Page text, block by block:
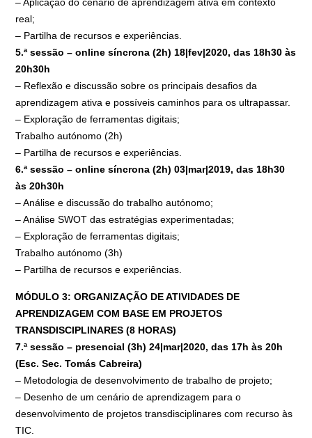
real;
– Partilha de recursos e experiências.
5.ª sessão – online síncrona (2h) 18|fev|2020, das 18h30 às
20h30h
– Reflexão e discussão sobre os principais desafios da
aprendizagem ativa e possíveis caminhos para os ultrapassar.
– Exploração de ferramentas digitais;
Trabalho autónomo (2h)
– Partilha de recursos e experiências.
6.ª sessão – online síncrona (2h) 03|mar|2019, das 18h30
às 20h30h
– Análise e discussão do trabalho autónomo;
– Análise SWOT das estratégias experimentadas;
– Exploração de ferramentas digitais;
Trabalho autónomo (3h)
– Partilha de recursos e experiências.
MÓDULO 3: ORGANIZAÇÃO DE ATIVIDADES DE
APRENDIZAGEM COM BASE EM PROJETOS
TRANSDISCIPLINARES (8 HORAS)
7.ª sessão – presencial (3h) 24|mar|2020, das 17h às 20h
(Esc. Sec. Tomás Cabreira)
– Metodologia de desenvolvimento de trabalho de projeto;
– Desenho de um cenário de aprendizagem para o
desenvolvimento de projetos transdisciplinares com recurso às
TIC.